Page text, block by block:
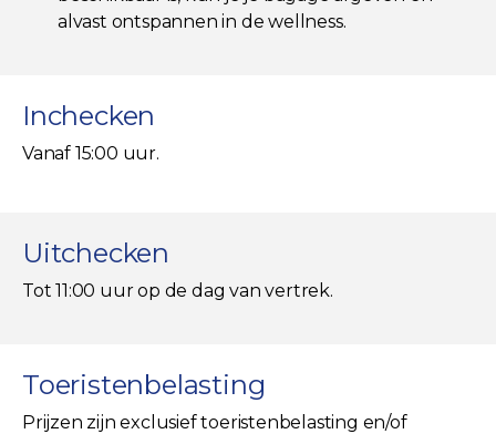
alvast ontspannen in de wellness.
Inchecken
Vanaf 15:00 uur.
Uitchecken
Tot 11:00 uur op de dag van vertrek.
Toeristenbelasting
Prijzen zijn exclusief toeristenbelasting en/of